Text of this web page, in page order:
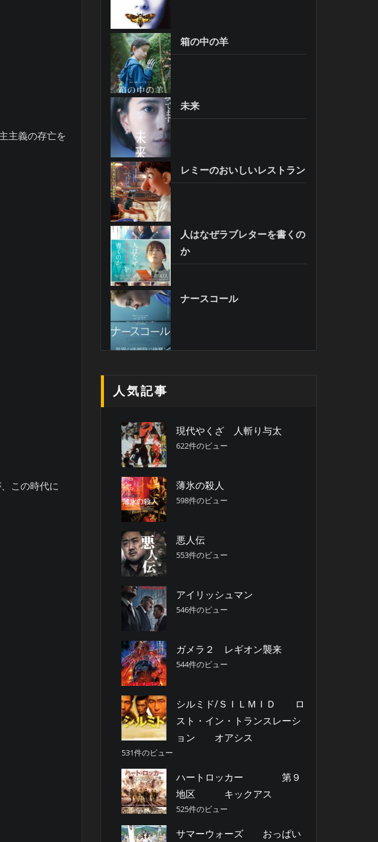
主義の存亡を
この時代に
箱の中の羊
未来
レミーのおいしいレストラン
人はなぜラブレターを書くの
か
ナースコール
人気記事
現代やくざ 人斬り与太
622件のビュー
薄氷の殺人
598件のビュー
悪人伝
553件のビュー
アイリッシュマン
546件のビュー
ガメラ２ レギオン襲来
544件のビュー
シルミド/ＳＩＬＭＩＤ ロ
スト・イン・トランスレーシ
ョン オアシス
531件のビュー
ハートロッカー 第９
地区 キックアス
525件のビュー
サマーウォーズ おっぱい